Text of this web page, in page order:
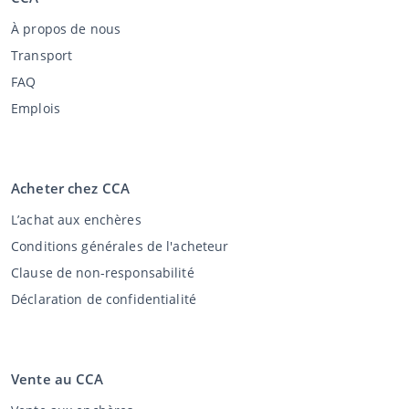
À propos de nous
Transport
FAQ
Emplois
Acheter chez CCA
L’achat aux enchères
Conditions générales de l'acheteur
Clause de non-responsabilité
Déclaration de confidentialité
Vente au CCA